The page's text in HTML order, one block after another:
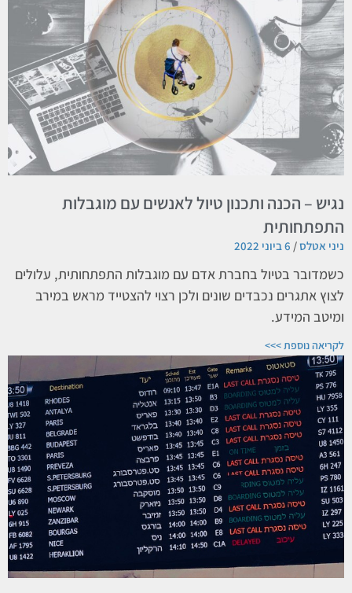
נגיש – הכנה ותכנון טיול לאנשים עם מוגבלות
התפתחותית
ניני אטלס
כשמדובר בטיול בחברת אדם עם מוגבלות התפתחותית, עלולים
לצוץ אתגרים נכבדים שונים ולכן רצוי להצטייד מראש במירב
ומיטב המידע.
לקריאה נוספת >>>